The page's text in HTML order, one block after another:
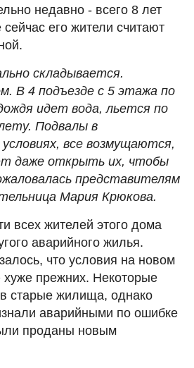
недавно - всего 8 лет
его жители считают
складывается.
В 4 подъезде с 5 этажа по
идет вода, льется по
Подвалы в
все возмущаются,
даже открыть их, чтобы
представителям
Мария Крюкова.
всех жителей этого дома
аварийного жилья.
что условия на новом
хуже прежних. Некоторые
в старые жилища, однако
аварийными по ошибке
проданы новым